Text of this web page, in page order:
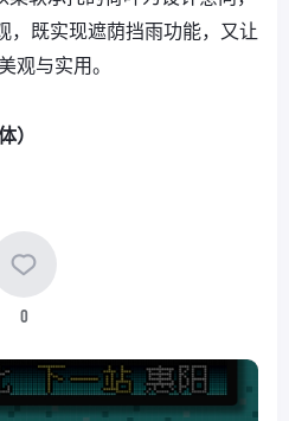
，既实现遮荫挡雨功能，又让
观与实用。
）
0